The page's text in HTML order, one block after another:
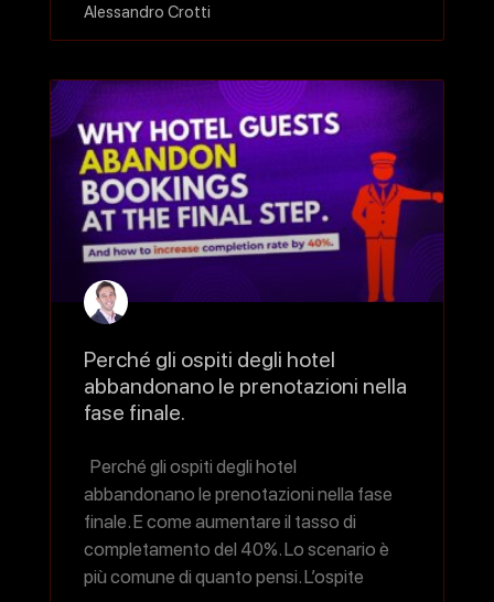
Alessandro Crotti
Perché gli ospiti degli hotel
abbandonano le prenotazioni nella
fase finale.
Perché gli ospiti degli hotel
abbandonano le prenotazioni nella fase
finale. E come aumentare il tasso di
completamento del 40%. Lo scenario è
più comune di quanto pensi. L’ospite